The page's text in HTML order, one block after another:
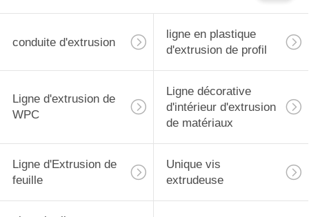
conduite d'extrusion
ligne en plastique
d'extrusion de profil
Ligne d'extrusion de
WPC
Ligne décorative
d'intérieur d'extrusion
de matériaux
Ligne d'Extrusion de
feuille
Unique vis
extrudeuse